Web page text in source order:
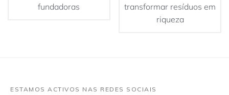
fundadoras
transformar resíduos em
riqueza
ESTAMOS ACTIVOS NAS REDES SOCIAIS